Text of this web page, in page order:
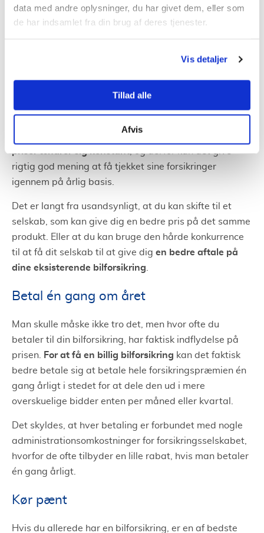
data med andre oplysninger, du har givet dem, eller som
de har indsamlet fra din brug af deres tjenester.
Vis detaljer
Tillad alle
Afvis
selskab.
Mange forsikringsselskaber belønner denne
Følg op på bilforsikringen årligt
øre, er at tjekke din bilforsikring jævnligt.
rigtig god mening at få tjekket sine forsikringer
igennem på årlig basis.
Det er langt fra usandsynligt, at du kan skifte til et
selskab, som kan give dig en bedre pris på det samme
produkt. Eller at du kan bruge den hårde konkurrence
til at få dit selskab til at give dig en bedre aftale på
dine eksisterende bilforsikring
Betal én gang om året
Man skulle måske ikke tro det, men hvor ofte du
betaler til din bilforsikring, har faktisk indflydelse på
prisen. For at få en billig bilforsikring kan det faktisk
bedre betale sig at betale hele forsikringspræmien én
gang årligt i stedet for at dele den ud i mere
overskuelige bidder enten per måned eller kvartal.
Det skyldes, at hver betaling er forbundet med nogle
administrationsomkostninger for forsikringsselskabet,
hvorfor de ofte tilbyder en lille rabat, hvis man betaler
én gang årligt.
Kør pænt
Hvis du allerede har en bilforsikring, er en af bedste